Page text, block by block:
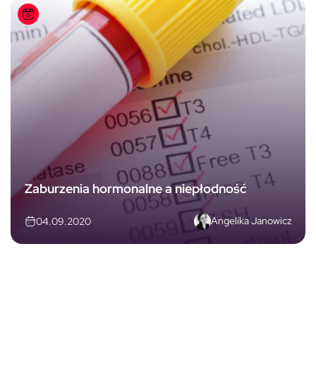
Zaburzenia hormonalne a niepłodność
04.09.2020 Angelika Janowicz